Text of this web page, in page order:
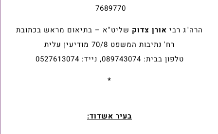
7689770
הרה"ג רבי אורן צדוק שליט"א – בתיאום מראש בכתובת
רח' נתיבות המשפט 70/8 מודיעין עלית
טלפון בבית: 089743074, נייד: 0527613074
*
בעיר אשדוד: